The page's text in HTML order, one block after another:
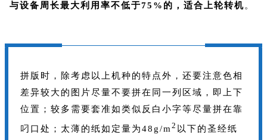
与设备周长最大利用率不低于75%的，适合上轮转机。
拼版时，除考虑以上机种的特点外，还要注意色相
差异较大的图片尽量不要拼在同一列区域，即上下
位置；较多需要套准如类似反白小字等尽量拼在靠
叼口处；太薄的纸如定量为48g/m2 以下的圣经纸